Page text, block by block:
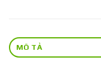
MÔ TẢ